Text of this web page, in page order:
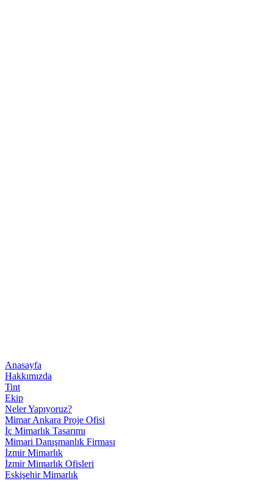
Anasayfa
Hakkımızda
Tint
Ekip
Neler Yapıyoruz?
Mimar Ankara Proje Ofisi
İç Mimarlık Tasarımı
Mimari Danışmanlık Firması
İzmir Mimarlık
İzmir Mimarlık Ofisleri
Eskişehir Mimarlık